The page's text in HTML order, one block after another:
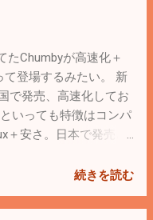
。 デスクトップ版の
紹介した Gladinet と
、Picasaウェブアルバ
ントできるので、アル
ときに便利。 アルバ
が簡単にできる。ア
ずはこれらを駆使して
とりあえず除外。
フトがあるけど有料
像にロゴが入るらし
示速度で、個別にフォ
storeで探してみると
ePhotoChest」。無料
その辺が不満。大量の
るようにするには、
たChumbyが高速化＋
て登場するみたい。 新
で発売、高速化してお
いっても特徴はコンパ
＋安さ。日本で発売さ
サイトは こちら 。 カ
たりとアイデアしだい
続きを読む